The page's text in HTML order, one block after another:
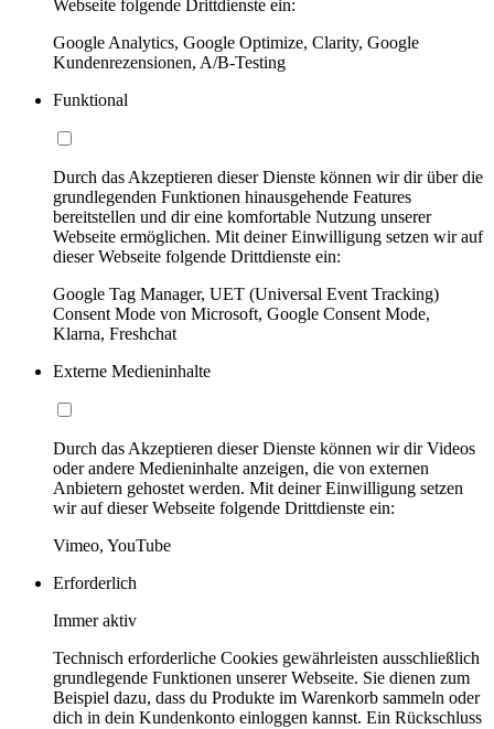
Webseite folgende Drittdienste ein:
Google Analytics, Google Optimize, Clarity, Google
Kundenrezensionen, A/B-Testing
Funktional
Durch das Akzeptieren dieser Dienste können wir dir über die
grundlegenden Funktionen hinausgehende Features
bereitstellen und dir eine komfortable Nutzung unserer
Webseite ermöglichen. Mit deiner Einwilligung setzen wir auf
dieser Webseite folgende Drittdienste ein:
Google Tag Manager, UET (Universal Event Tracking)
Consent Mode von Microsoft, Google Consent Mode,
Klarna, Freshchat
Externe Medieninhalte
Durch das Akzeptieren dieser Dienste können wir dir Videos
oder andere Medieninhalte anzeigen, die von externen
Anbietern gehostet werden. Mit deiner Einwilligung setzen
wir auf dieser Webseite folgende Drittdienste ein:
Vimeo, YouTube
Erforderlich
Immer aktiv
Technisch erforderliche Cookies gewährleisten ausschließlich
grundlegende Funktionen unserer Webseite. Sie dienen zum
Beispiel dazu, dass du Produkte im Warenkorb sammeln oder
dich in dein Kundenkonto einloggen kannst. Ein Rückschluss